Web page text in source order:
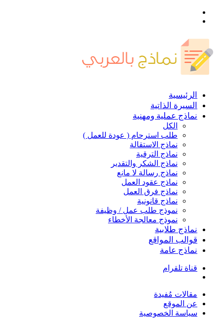
الرئيسية
السيرة الذاتية
نماذج عملية ومهنية
الكل
طلب استرحام ( عودة للعمل )
نماذج الاستقالة
نماذج الترقية
نماذج الشكر والتقدير
نماذج رسالة لا مانع
نماذج عقود العمل
نماذج فرق العمل
نماذج قانونية
نموذج طلب عمل / وظيفة
نموذج معالجة الأخطاء
نماذج طلابية
قوالب المواقع
نماذج عامة
قناة تلقرام
مقالات مُفيدة
عن الموقع
سياسة الخصوصية